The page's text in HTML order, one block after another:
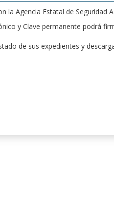
Agencia Estatal de Seguridad
y Clave permanente podrá
de sus expedientes y